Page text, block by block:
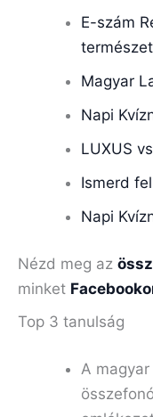
E-szám
Magyar
Napi
LUXUS
Ismerd
Napi
Nézd meg az
minket
Top 3 tanulság
A